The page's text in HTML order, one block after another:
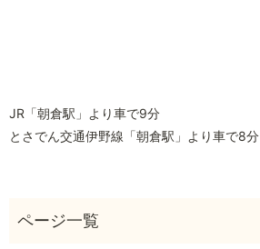
JR「朝倉駅」より車で9分
とさでん交通伊野線「朝倉駅」より車で8分